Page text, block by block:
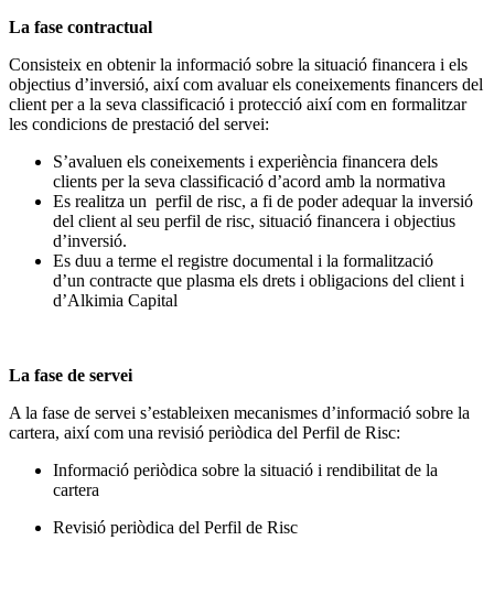
La fase contractual
Consisteix en obtenir la informació sobre la situació financera i els
objectius d’inversió, així com avaluar els coneixements financers del
client per a la seva classificació i protecció així com en formalitzar
les condicions de prestació del servei:
S’avaluen els coneixements i experiència financera dels
clients per la seva classificació d’acord amb la normativa
Es realitza un perfil de risc, a fi de poder adequar la inversió
del client al seu perfil de risc, situació financera i objectius
d’inversió.
Es duu a terme el registre documental i la formalització
d’un contracte que plasma els drets i obligacions del client i
d’Alkimia Capital
La fase de servei
A la fase de servei s’estableixen mecanismes d’informació sobre la
cartera, així com una revisió periòdica del Perfil de Risc:
Informació periòdica sobre la situació i rendibilitat de la
cartera
Revisió periòdica del Perfil de Risc